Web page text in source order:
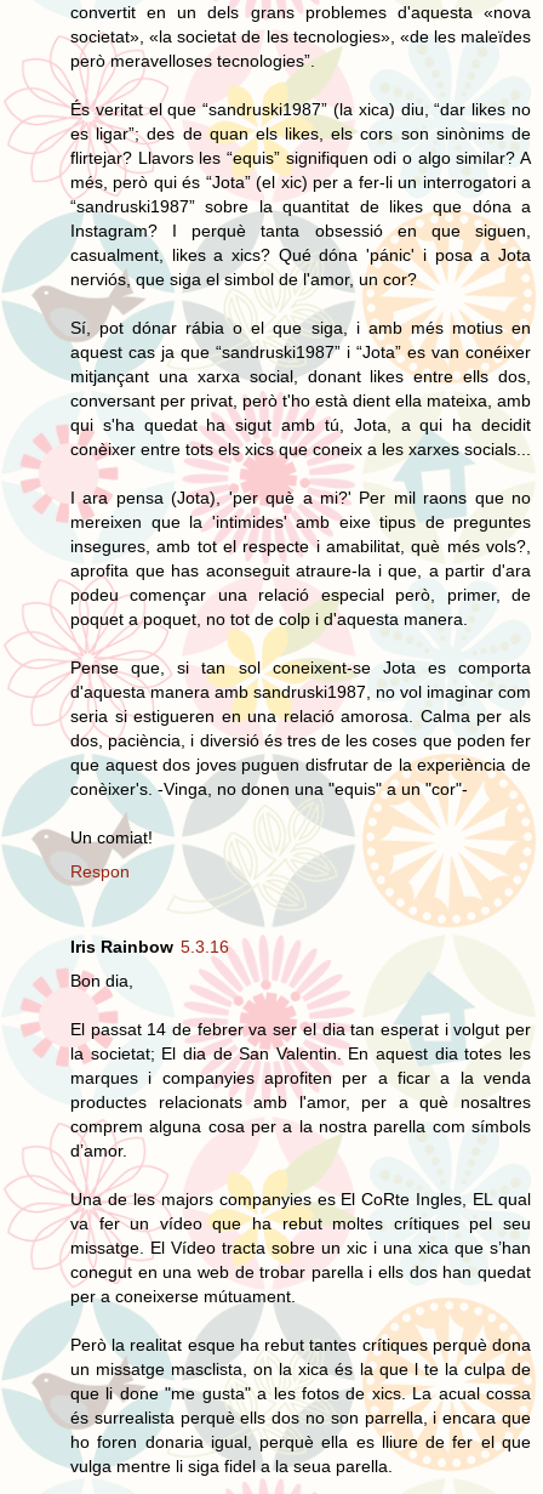
convertit en un dels grans problemes d'aquesta «nova
societat», «la societat de les tecnologies», «de les maleïdes
però meravelloses tecnologies”.
És veritat el que “sandruski1987” (la xica) diu, “dar likes no
es ligar”; des de quan els likes, els cors son sinònims de
flirtejar? Llavors les “equis” signifiquen odi o algo similar? A
més, però qui és “Jota” (el xic) per a fer-li un interrogatori a
“sandruski1987” sobre la quantitat de likes que dóna a
Instagram? I perquè tanta obsessió en que siguen,
casualment, likes a xics? Qué dóna 'pánic' i posa a Jota
nerviós, que siga el simbol de l'amor, un cor?
Sí, pot dónar rábia o el que siga, i amb més motius en
aquest cas ja que “sandruski1987” i “Jota” es van conéixer
mitjançant una xarxa social, donant likes entre ells dos,
conversant per privat, però t'ho està dient ella mateixa, amb
qui s'ha quedat ha sigut amb tú, Jota, a qui ha decidit
conèixer entre tots els xics que coneix a les xarxes socials...
I ara pensa (Jota), 'per què a mi?' Per mil raons que no
mereixen que la 'intimides' amb eixe tipus de preguntes
insegures, amb tot el respecte i amabilitat, què més vols?,
aprofita que has aconseguit atraure-la i que, a partir d'ara
podeu començar una relació especial però, primer, de
poquet a poquet, no tot de colp i d'aquesta manera.
Pense que, si tan sol coneixent-se Jota es comporta
d'aquesta manera amb sandruski1987, no vol imaginar com
seria si estigueren en una relació amorosa. Calma per als
dos, paciència, i diversió és tres de les coses que poden fer
que aquest dos joves puguen disfrutar de la experiència de
conèixer's. -Vinga, no donen una "equis" a un "cor"-
Un comiat!
Respon
Iris Rainbow 5.3.16
Bon dia,
El passat 14 de febrer va ser el dia tan esperat i volgut per
la societat; El dia de San Valentin. En aquest dia totes les
marques i companyies aprofiten per a ficar a la venda
productes relacionats amb l'amor, per a què nosaltres
comprem alguna cosa per a la nostra parella com símbols
d’amor.
Una de les majors companyies es El CoRte Ingles, EL qual
va fer un vídeo que ha rebut moltes crítiques pel seu
missatge. El Vídeo tracta sobre un xic i una xica que s’han
conegut en una web de trobar parella i ells dos han quedat
per a coneixerse mútuament.
Però la realitat esque ha rebut tantes crítiques perquè dona
un missatge masclista, on la xica és la que l te la culpa de
que li done "me gusta" a les fotos de xics. La acual cossa
és surrealista perquè ells dos no son parrella, i encara que
ho foren donaria igual, perquè ella es lliure de fer el que
vulga mentre li siga fidel a la seua parella.